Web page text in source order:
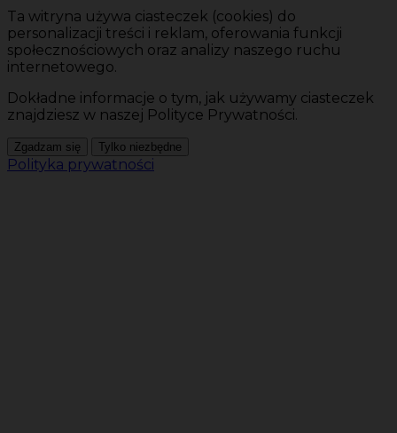
Ta witryna używa ciasteczek (cookies) do
personalizacji treści i reklam, oferowania funkcji
społecznościowych oraz analizy naszego ruchu
internetowego.
Dokładne informacje o tym, jak używamy ciasteczek
znajdziesz w naszej Polityce Prywatności.
Zgadzam się Tylko niezbędne
Polityka prywatności